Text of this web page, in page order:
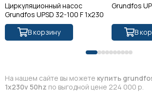
Циркуляционный насос
Grundfos UPSD 32-100 F 1x230
В корзину
Grundfos
В
На нашем сайте вы можете купить
1x230v 50hz по выгодной цене 224 000 р.